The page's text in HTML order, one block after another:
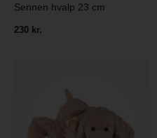
Sennen hvalp 23 cm
230 kr.